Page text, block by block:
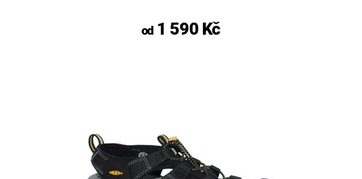
od1 590 Kč